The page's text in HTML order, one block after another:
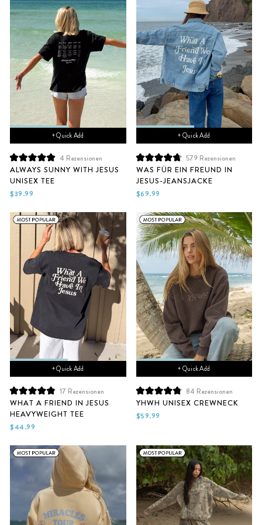
+ Quick Add
Mit
5.0
von
5
Sternen
4 Rezensionen
ALWAYS SUNNY WITH JESUS
UNISEX TEE
$39.99
+ Quick Add
Mit
4.8
von
5
Sternen
579Rezensionen
WAS FÜR EIN FREUND IN
JESUS-JEANSJACKE
$69.99
+ Quick Add
Mit
4.9
von
5
Sternen
17 Rezensionen
WHAT A FRIEND IN JESUS
HEAVYWEIGHT TEE
$44.99
+ Quick Add
Mit
4.9
von
5
84 Rezensionen
YHWH UNISEX CREWNECK
$59.99